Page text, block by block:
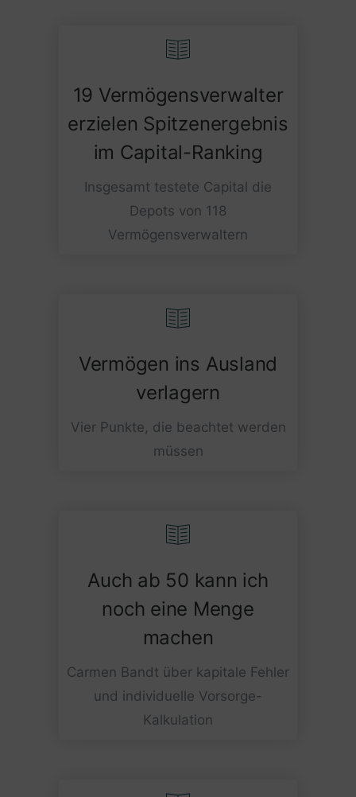
19 Vermögensverwalter
erzielen Spitzenergebnis
im Capital-Ranking
Insgesamt testete Capital die
Depots von 118
Vermögensverwaltern
Vermögen ins Ausland
verlagern
Vier Punkte, die beachtet werden
müssen
Auch ab 50 kann ich
noch eine Menge
machen
Carmen Bandt über kapitale Fehler
und individuelle Vorsorge-
Kalkulation